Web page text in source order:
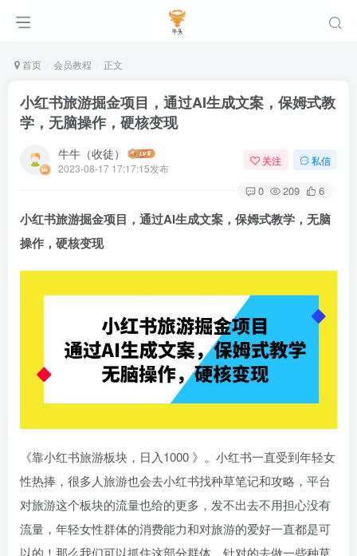
首页 会员教程 正文
小红书旅游掘金项目，通过AI生成文案，保姆式教
学，无脑操作，硬核变现
牛牛（收徒）
2023-08-17 17:17:15发布
关注 私信
0 209 6
小红书旅游掘金项目，通过AI生成文案，保姆式教学，无脑
操作，硬核变现
《靠小红书旅游板块，日入1000 》。小红书一直受到年轻女
性热捧，很多人旅游也会去小红书找种草笔记和攻略，平台
对旅游这个板块的流量也给的更多，发不出去不用担心没有
流量，年轻女性群体的消费能力和对旅游的爱好一直都是可
以的！那么我们可以抓住这部分群体，针对的去做一些种草